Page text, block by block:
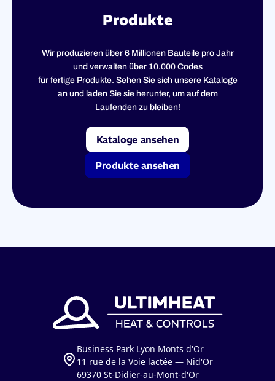
Produkte
Wir produzieren über 6 Millionen Bauteile pro Jahr
und verwalten über 10.000 Codes
für fertige Produkte. Sehen Sie sich unsere Kataloge
an und laden Sie sie herunter, um auf dem
Laufenden zu bleiben!
Kataloge ansehen
Produkte ansehen
Business Park Lyon Monts d'Or
11 rue de la Voie lactée — Nid'Or
69370 St-Didier-au-Mont-d'Or